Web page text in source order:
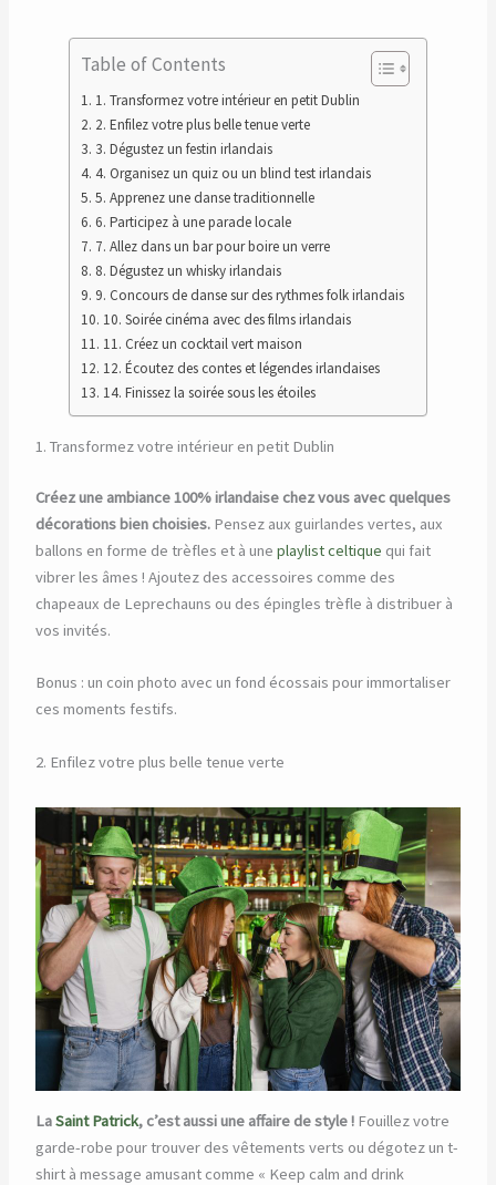
Table of Contents
1. Transformez votre intérieur en petit Dublin
2. Enfilez votre plus belle tenue verte
3. Dégustez un festin irlandais
4. Organisez un quiz ou un blind test irlandais
5. Apprenez une danse traditionnelle
6. Participez à une parade locale
7. Allez dans un bar pour boire un verre
8. Dégustez un whisky irlandais
9. Concours de danse sur des rythmes folk irlandais
10. Soirée cinéma avec des films irlandais
11. Créez un cocktail vert maison
12. Écoutez des contes et légendes irlandaises
14. Finissez la soirée sous les étoiles
1. Transformez votre intérieur en petit Dublin
Créez une ambiance 100% irlandaise chez vous avec quelques
décorations bien choisies. Pensez aux guirlandes vertes, aux
ballons en forme de trèfles et à une playlist celtique qui fait
vibrer les âmes ! Ajoutez des accessoires comme des
chapeaux de Leprechauns ou des épingles trèfle à distribuer à
vos invités.
Bonus : un coin photo avec un fond écossais pour immortaliser
ces moments festifs.
2. Enfilez votre plus belle tenue verte
LaSaint Patrick, c’est aussi une affaire de style ! Fouillez votre
garde-robe pour trouver des vêtements verts ou dégotez un t-
shirt à message amusant comme « Keep calm and drink